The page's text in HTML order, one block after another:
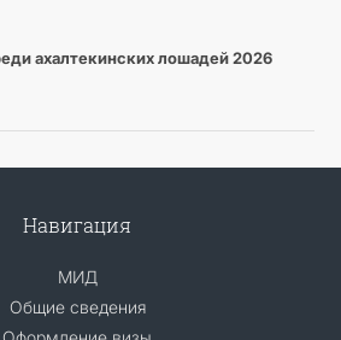
ахалтекинских лошадей 2026
Навигация
МИД
Общие сведения